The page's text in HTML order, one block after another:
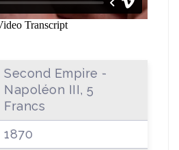
Second Empire -
Napoléon III, 5
Francs
1870